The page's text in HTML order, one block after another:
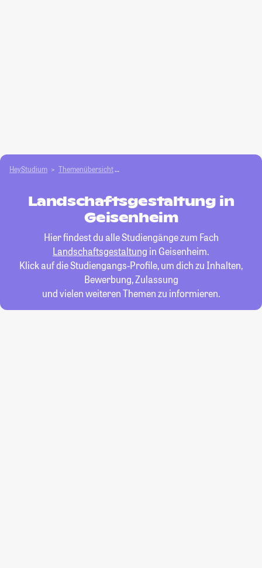
HeyStudium Themenübersicht
Landschaftsgestaltung in
Geisenheim
Hier findest du alle Studiengänge zum Fach
Landschaftsgestaltung in Geisenheim.
Klick auf die Studiengangs-Profile, um dich zu Inhalten,
Bewerbung, Zulassung
und vielen weiteren Themen zu informieren.